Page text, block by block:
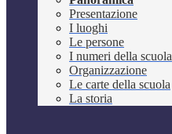
Presentazione
I luoghi
Le persone
I numeri della scuola
Organizzazione
Le carte della scuola
La storia